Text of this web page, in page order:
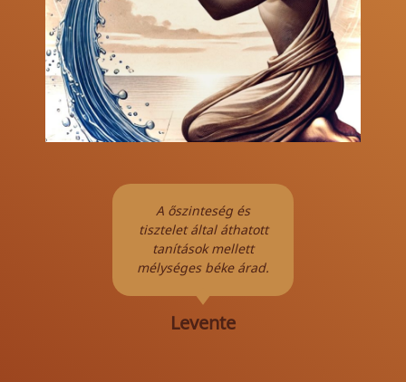
A őszinteség és
tisztelet által áthatott
tanítások mellett
mélységes béke árad.
Levente